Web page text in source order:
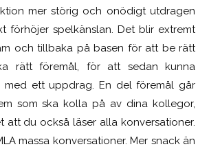
mer störig och onödigt utdragen
förhöjer spelkänslan. Det blir extremt
och tillbaka på basen för att be rätt
rätt föremål, för att sedan kunna
ett uppdrag. En del föremål går
som ska kolla på av dina kollegor,
att du också läser alla konversationer.
massa konversationer. Mer snack än